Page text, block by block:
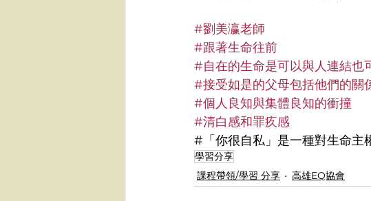
#劉美瀛老師
#跟著生命往前
#自在的生命是可以與人連結也
#接受如是的父母包括他們的關
#個人良知與集體良知的衝撞
#清白感和罪疚感
#「你很自私」是一種對生命主
學習分享
課程帶領/學習 分享
高雄EQ協會